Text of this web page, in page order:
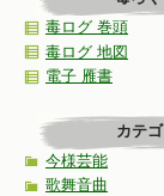
毒ログ 巻頭
毒ログ 地図
電子 雁書
カテ
今様芸能
歌舞音曲